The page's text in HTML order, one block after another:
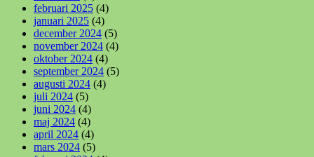
februari 2025 (4)
januari 2025 (4)
december 2024 (5)
november 2024 (4)
oktober 2024 (4)
september 2024 (5)
augusti 2024 (4)
juli 2024 (5)
juni 2024 (4)
maj 2024 (4)
april 2024 (4)
mars 2024 (5)